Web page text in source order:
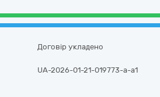
Договір укладено
UA-2026-01-21-019773-a-a1